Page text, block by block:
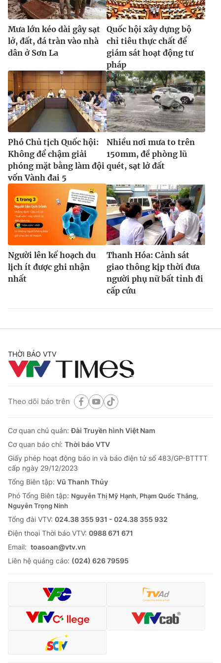
Ðiện thoại Thời báo VTV:024.66 897 897
Email:toasoan@vtv.vn
Liên hệ quảng cáo: 024-7300.7108
® Cấm sao chép dưới mọi hình thức nếu không có sự chấp
thuận bằng văn bản. Ghi rõ nguồn VTV.vn khi phát hành lại
thông tin từ website này.
Mưa lớn kéo dài gây sạt
lở, đất, đá tràn vào nhà
dân ở Sơn La
Quốc hội xây dựng bộ
chỉ tiêu thực chất để
giám sát hoạt động tư
pháp
Phó Chủ tịch Quốc hội:
Không để chậm giải
phóng mặt bằng làm đội
vốn Vành đai 5
Nhiều nơi mưa to trên
150mm, đề phòng lũ
quét, sạt lở đất
Người lên kế hoạch du
lịch ít được ghi nhận
nhất
Thanh Hóa: Cảnh sát
giao thông kịp thời đưa
người phụ nữ bất tỉnh đi
cấp cứu
THỜI BÁO VTV
Theo dõi báo trên
Cơ quan chủ quản:Đài Truyền hình Việt Nam
Cơ quan báo chí: Thời báo VTV
Giấy phép hoạt động báo in và báo điện tử số 483/GP-BTTTT
cấp ngày 29/12/2023
Tổng Biên tập: Vũ Thanh Thủy
Phó Tổng Biên tập: Nguyễn Thị Mỹ Hạnh, Phạm Quốc Thắng,
Nguyễn Trọng Ninh
Tổng đài VTV: 024.38 355 931 - 024.38 355 932
Ðiện thoại Thời báo VTV: 0988 671 671
Email: toasoan@vtv.vn
Liên hệ quảng cáo: (024) 626 79595